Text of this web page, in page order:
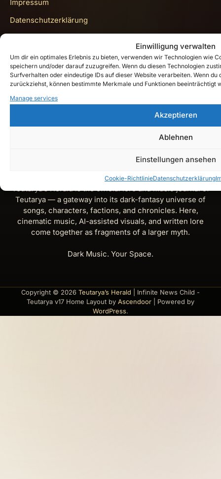
Einwilligung verwalten
Um dir ein optimales Erlebnis zu bieten, verwenden wir Technologien wie
speichern und/oder darauf zuzugreifen. Wenn du diesen Technologien
Surfverhalten oder eindeutige IDs auf dieser Website verarbeiten. Wenn
zurückziehst, können bestimmte Merkmale und Funktionen beeinträchtigt
Manage services
Akzeptieren
Ablehnen
Einstellungen ansehen
Cookie-RichtlinieDatenschutzerklärung
Impressum
Datenschutzerklärung
Get In Touch
Instagram
Teutarya’s Herald is the official lore and music journal of
Teutarya — a gateway into its dark-fantasy universe of
songs, characters, factions, and chronicles. Here,
cinematic music, AI-assisted visuals, and written lore
come together as fragments of a larger myth.
Dark Music. Your Space.
Copyright © 2026 Teutarya’s Herald | Infinite News Child -
Teutarya v17 Home Layout by Ascendoor | Powered by
WordPress.